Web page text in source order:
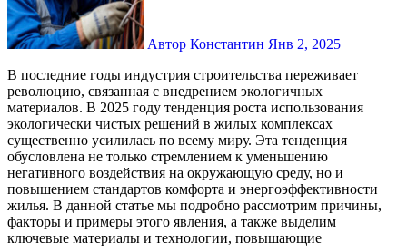
Автор Константин Янв 2, 2025
В последние годы индустрия строительства переживает
революцию, связанная с внедрением экологичных
материалов. В 2025 году тенденция роста использования
экологически чистых решений в жилых комплексах
существенно усилилась по всему миру. Эта тенденция
обусловлена не только стремлением к уменьшению
негативного воздействия на окружающую среду, но и
повышением стандартов комфорта и энергоэффективности
жилья. В данной статье мы подробно рассмотрим причины,
факторы и примеры этого явления, а также выделим
ключевые материалы и технологии, повышающие